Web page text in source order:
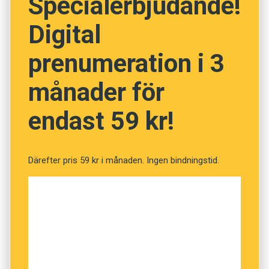
Digital
prenumeration i 3
månader för
endast 59 kr!
Därefter pris 59 kr i månaden. Ingen bindningstid.